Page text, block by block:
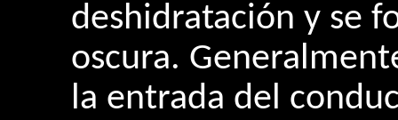
deshidratación y se
oscura.
la entrada del